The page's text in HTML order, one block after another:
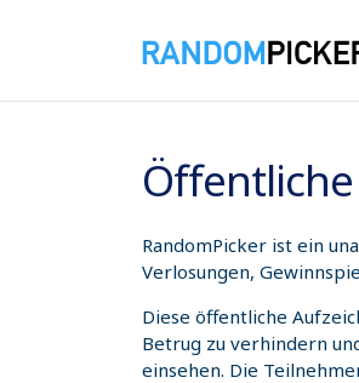
RandomPicker ist ein
Verlosungen,
Diese öffentliche
Betrug zu verhindern
einsehen. Die